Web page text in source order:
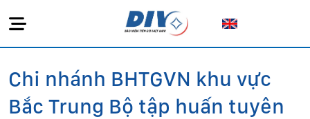
Chi nhánh BHTGVN khu vực
Bắc Trung Bộ tập huấn tuyên